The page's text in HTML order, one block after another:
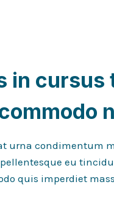
in
urna condimentum
eu
quis imperdiet